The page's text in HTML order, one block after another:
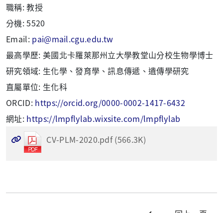
職稱:教授
分機:5520
Email: pai@mail.cgu.edu.tw
最高學歷: 美國北卡羅萊那州立大學教堂山分校生物學博士
研究領域: 生化學、發育學、訊息傳遞、遺傳學研究
直屬單位: 生化科
ORCID: https://orcid.org/0000-0002-1417-6432
網址: https://lmpflylab.wixsite.com/lmpflylab
CV-PLM-2020.pdf (566.3K)